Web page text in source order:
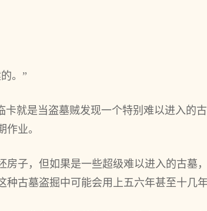
。”
卡就是当盗墓贼发现一个特别难以进入的
业。
房子，但如果是一些超级难以进入的古墓
古墓盗掘中可能会用上五六年甚至十几年